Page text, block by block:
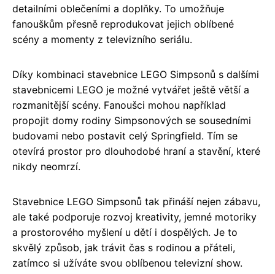
detailními oblečeními a doplňky. To umožňuje
fanouškům přesně reprodukovat jejich oblíbené
scény a momenty z televizního seriálu.
Díky kombinaci stavebnice LEGO Simpsonů s dalšími
stavebnicemi LEGO je možné vytvářet ještě větší a
rozmanitější scény. Fanoušci mohou například
propojit domy rodiny Simpsonových se sousedními
budovami nebo postavit celý Springfield. Tím se
otevírá prostor pro dlouhodobé hraní a stavění, které
nikdy neomrzí.
Stavebnice LEGO Simpsonů tak přináší nejen zábavu,
ale také podporuje rozvoj kreativity, jemné motoriky
a prostorového myšlení u dětí i dospělých. Je to
skvělý způsob, jak trávit čas s rodinou a přáteli,
zatímco si užíváte svou oblíbenou televizní show.